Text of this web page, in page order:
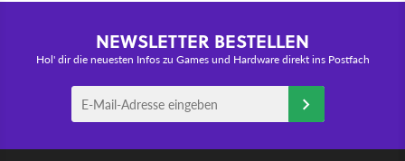
NEWSLETTER BESTELLEN
Hol' dir die neuesten Infos zu Games und Hardware direkt ins Postfach